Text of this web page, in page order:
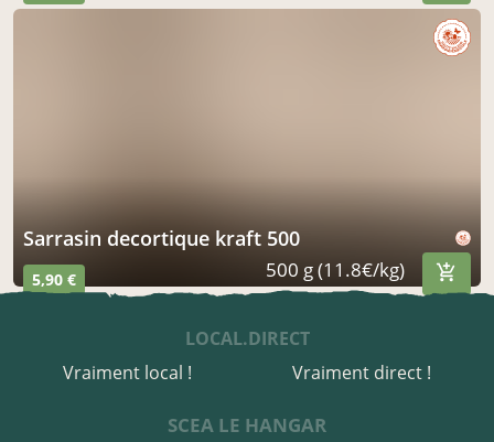
sarrasin decortique kraft 500
5,90 € 500 g (11.8€/kg)
LOCAL.DIRECT
Vraiment local !
Vraiment direct !
SCEA LE HANGAR